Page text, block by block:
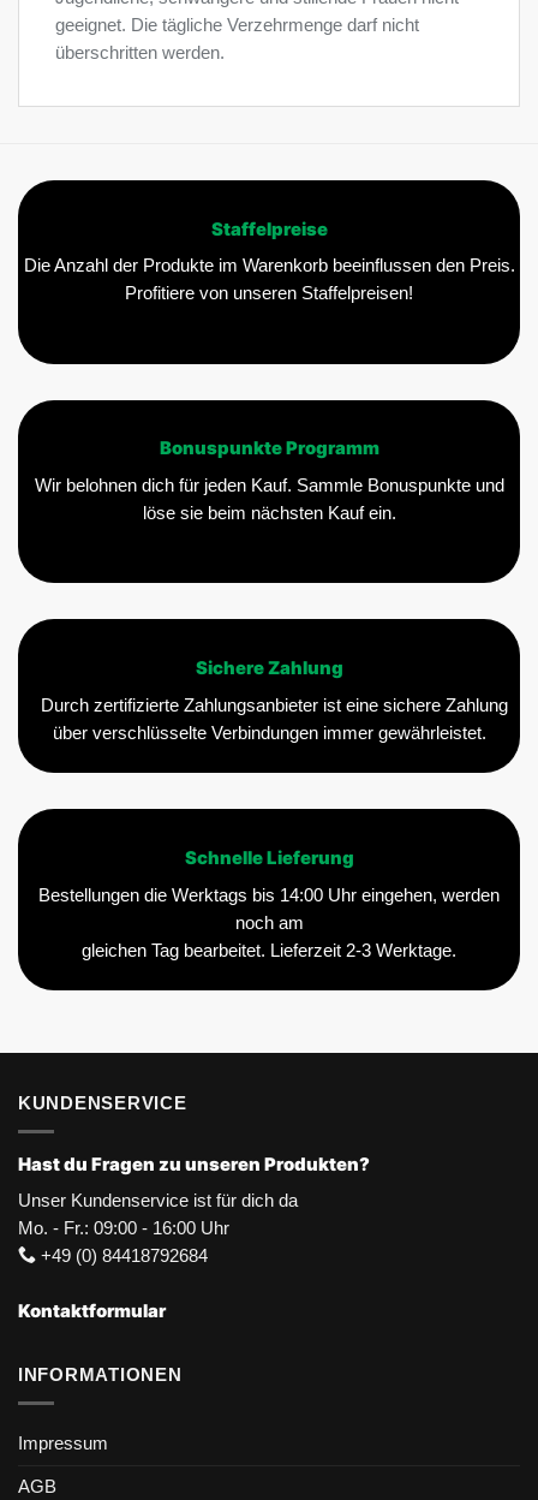
geeignet. Die tägliche Verzehrmenge darf nicht
überschritten werden.
Staffelpreise
Die Anzahl der Produkte im Warenkorb beeinflussen den Preis.
Profitiere von unseren Staffelpreisen!
Bonuspunkte Programm
Wir belohnen dich für jeden Kauf. Sammle Bonuspunkte und
löse sie beim nächsten Kauf ein.
Sichere Zahlung
Durch zertifizierte Zahlungsanbieter ist eine sichere Zahlung
über verschlüsselte Verbindungen immer gewährleistet.
Schnelle Lieferung
Bestellungen die Werktags bis 14:00 Uhr eingehen, werden
noch am
gleichen Tag bearbeitet. Lieferzeit 2-3 Werktage.
KUNDENSERVICE
Hast du Fragen zu unseren Produkten?
Unser Kundenservice ist für dich da
Mo. - Fr.: 09:00 - 16:00 Uhr
+49 (0) 84418792684
Kontaktformular
INFORMATIONEN
Impressum
AGB